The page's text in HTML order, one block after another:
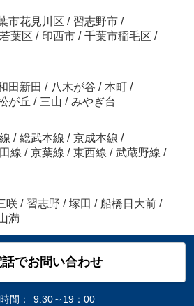
市花見川区 / 習志野市 /
葉区 / 印西市 / 千葉市稲毛区 /
田新田 / 八木が谷 / 本町 /
が丘 / 三山 / みやぎ台
/ 総武本線 / 京成本線 /
線 / 京葉線 / 東西線 / 武蔵野線 /
咲 / 習志野 / 塚田 / 船橋日大前 /
満
話でお問い合わせ
間：
9:30～19：00